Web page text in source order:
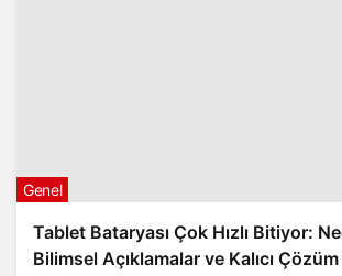
Tablet Bataryası Çok Hızlı Bitiyor:
Bilimsel Açıklamalar ve Kalıcı
Genel